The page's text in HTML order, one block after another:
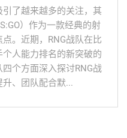
了越来越多的关注，其
）作为一款经典的射
。近期，RNG战队在比
人能力排名的新突破的
个方面深入探讨RNG战
、团队配合默...